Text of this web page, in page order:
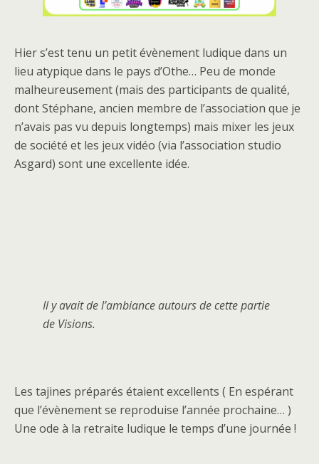
Hier s’est tenu un petit évènement ludique dans un
lieu atypique dans le pays d’Othe… Peu de monde
malheureusement (mais des participants de qualité,
dont Stéphane, ancien membre de l’association que je
n’avais pas vu depuis longtemps) mais mixer les jeux
de société et les jeux vidéo (via l’association studio
Asgard) sont une excellente idée.
Il y avait de l’ambiance autours de cette partie
de Visions.
Les tajines préparés étaient excellents ( En espérant
que l’évènement se reproduise l’année prochaine… )
Une ode à la retraite ludique le temps d’une journée !